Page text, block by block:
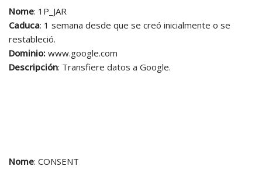
Nome: 1P_JAR
Caduca: 1 semana desde que se creó inicialmente o se
restableció.
Dominio: www.google.com
Descripción: Transfiere datos a Google.
Nome: CONSENT